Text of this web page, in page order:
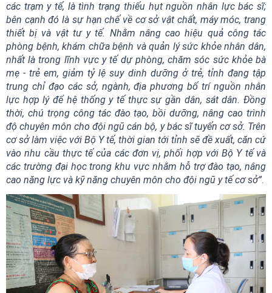
các trạm y tế, là tình trạng thiếu hụt nguồn nhân lực bác sĩ;
bên cạnh đó là sự hạn chế về cơ sở vật chất, máy móc, trang
thiết bị và vật tư y tế. Nhằm nâng cao hiệu quả công tác
phòng bệnh, khám chữa bệnh và quản lý sức khỏe nhân dân,
nhất là trong lĩnh vực y tế dự phòng, chăm sóc sức khỏe bà
mẹ - trẻ em, giảm tỷ lệ suy dinh dưỡng ở trẻ, tỉnh đang tập
trung chỉ đạo các sở, ngành, địa phương bố trí nguồn nhân
lực hợp lý để hệ thống y tế thực sự gần dân, sát dân. Đồng
thời, chú trọng công tác đào tạo, bồi dưỡng, nâng cao trình
độ chuyên môn cho đội ngũ cán bộ, y bác sĩ tuyến cơ sở. Trên
cơ sở làm việc với Bộ Y tế, thời gian tới tỉnh sẽ đề xuất, căn cứ
vào nhu cầu thực tế của các đơn vị, phối hợp với Bộ Y tế và
các trường đại học trong khu vực nhằm hỗ trợ đào tạo, nâng
cao năng lực và kỹ năng chuyên môn cho đội ngũ y tế cơ sở”.